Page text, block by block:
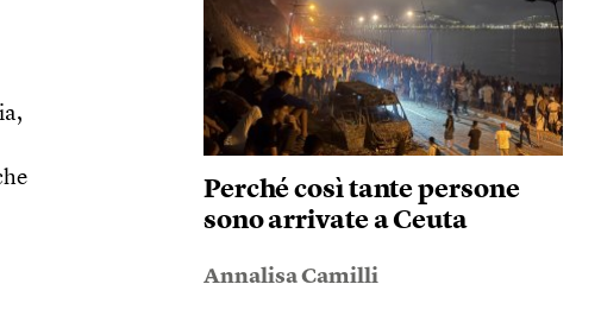
Perché così tante persone
sono arrivate a Ceuta
Annalisa Camilli